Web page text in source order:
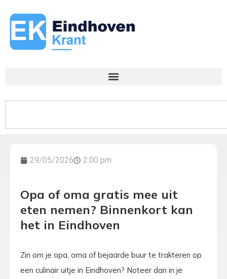
29/05/2026 2:00 pm
Opa of oma gratis mee uit
eten nemen? Binnenkort kan
het in Eindhoven
Zin om je opa, oma of bejaarde buur te trakteren op
een culinair uitje in Eindhoven? Noteer dan in je